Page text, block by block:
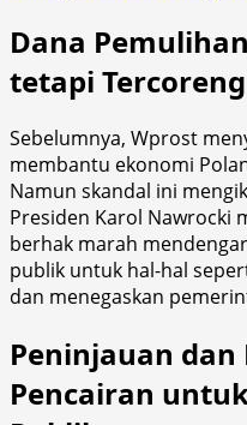
Dana
tetapi
Sebelumnya, Wprost
membantu ekonomi
Namun skandal ini
Presiden Karol Nawrocki
berhak marah
publik untuk hal-hal
dan menegaskan
Peninjauan dan
Pencairan